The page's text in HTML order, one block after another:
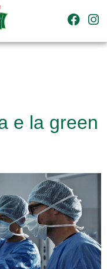
e la green